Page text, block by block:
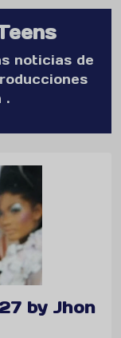
noticias de
.
by Jhon